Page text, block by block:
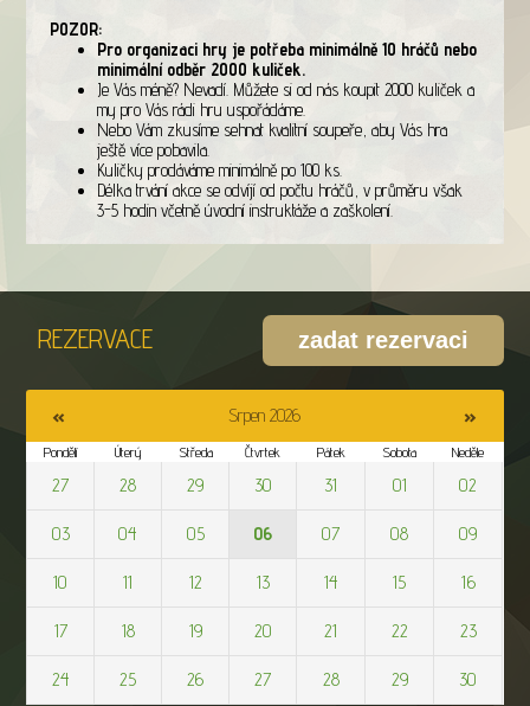
POZOR:
Pro organizaci hry je potřeba minimálně 10 hráčů nebo
minimální odběr 2000 kuliček.
Je Vás méně? Nevadí. Můžete si od nás koupit 2000 kuliček a
my pro Vás rádi hru uspořádáme.
Nebo Vám zkusíme sehnat kvalitní soupeře, aby Vás hra
ještě více pobavila.
Kuličky prodáváme minimálně po 100 ks.
Délka trvání akce se odvíjí od počtu hráčů, v průměru však
3-5 hodin včetně úvodní instruktáže a zaškolení.
REZERVACE
« Srpen 2026 »
Pondělí Úterý Středa Čtvrtek Pátek Sobota Neděle
27 28 29 30 31 01 02
03 04 05 06 07 08 09
10 11 12 13 14 15 16
17 18 19 20 21 22 23
24 25 26 27 28 29 30